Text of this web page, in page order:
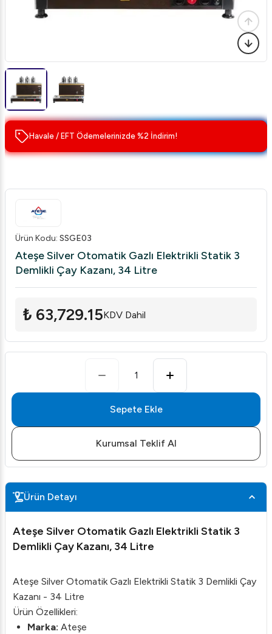
Havale / EFT Ödemelerinizde %2 İndirim!
Ürün Kodu: SSGE03
Ateşe Silver Otomatik Gazlı Elektrikli Statik 3
Demlikli Çay Kazanı, 34 Litre
₺ 63,729.15KDV Dahil
1
Sepete Ekle
Kurumsal Teklif Al
Ürün Detayı
Ateşe Silver Otomatik Gazlı Elektrikli Statik 3
Demlikli Çay Kazanı, 34 Litre
Ateşe Silver Otomatik Gazlı Elektrikli Statik 3 Demlikli Çay
Kazanı - 34 Litre
Ürün Özellikleri:
Marka: Ateşe